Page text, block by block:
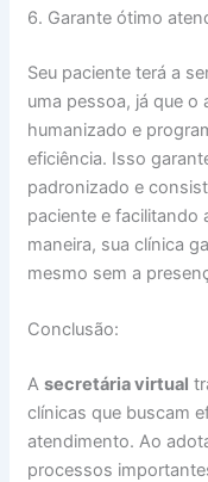
6. Garante ótimo
Seu paciente terá a
uma pessoa, já que o
humanizado e
eficiência. Isso
padronizado e
paciente e facilitando
maneira, sua clínica
mesmo sem a
Conclusão:
A secretária virtual
clínicas que buscam
atendimento. Ao
processos